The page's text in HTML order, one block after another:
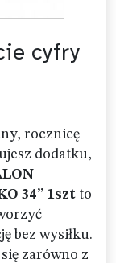
cyfry
rocznicę
dodatku,
34” 1szt to
bez wysiłku.
zarówno z